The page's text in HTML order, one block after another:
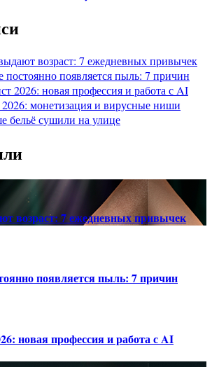
возраст: 7 ежедневных привычек
появляется пыль: 7 причин
2026: новая профессия и работа с AI
монетизация и вирусные ниши
бельё сушили на улице
возраст: 7 ежедневных привычек
появляется пыль: 7 причин
новая профессия и работа с AI